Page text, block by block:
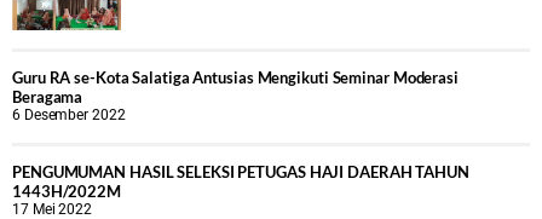
Guru RA se-Kota Salatiga Antusias Mengikuti Seminar Moderasi
Beragama
6 Desember 2022
PENGUMUMAN HASIL SELEKSI PETUGAS HAJI DAERAH TAHUN
1443H/2022M
17 Mei 2022